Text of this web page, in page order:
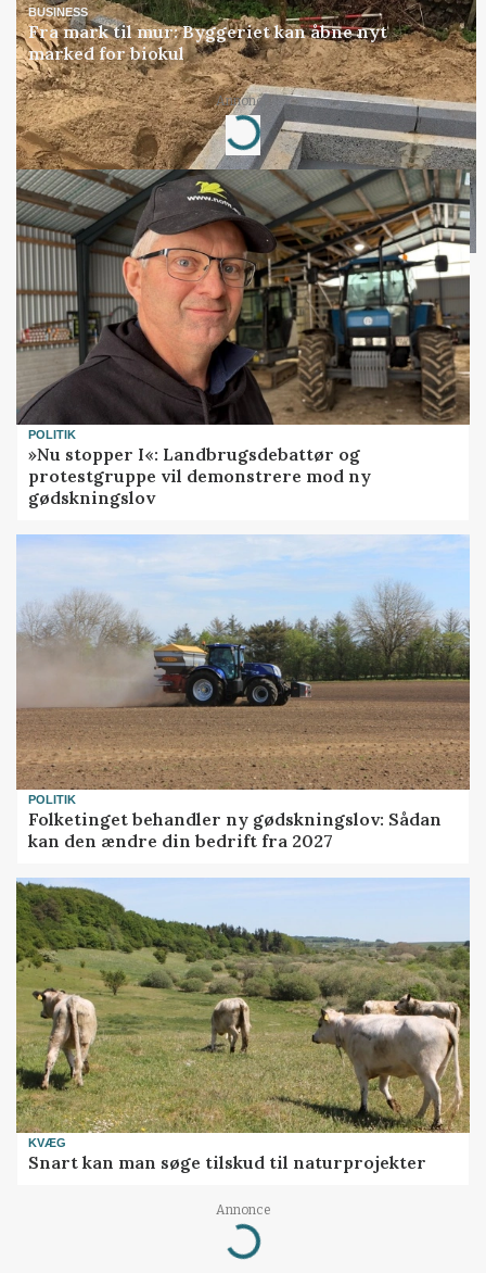
BUSINESS
Fra mark til mur: Byggeriet kan åbne nyt
marked for biokul
Annonce
Loading...
POLITIK
»Nu stopper I«: Landbrugsdebattør og
protestgruppe vil demonstrere mod ny
gødskningslov
POLITIK
Folketinget behandler ny gødskningslov: Sådan
kan den ændre din bedrift fra 2027
KVÆG
Snart kan man søge tilskud til naturprojekter
Annonce
Loading...